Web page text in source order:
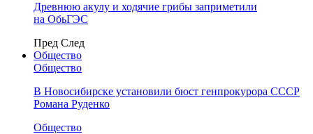
Древнюю акулу и ходячие грибы заприметили
на ОбьГЭС
Пред След
Общество
Общество
В Новосибирске установили бюст генпрокурора СССР
Романа Руденко
Общество